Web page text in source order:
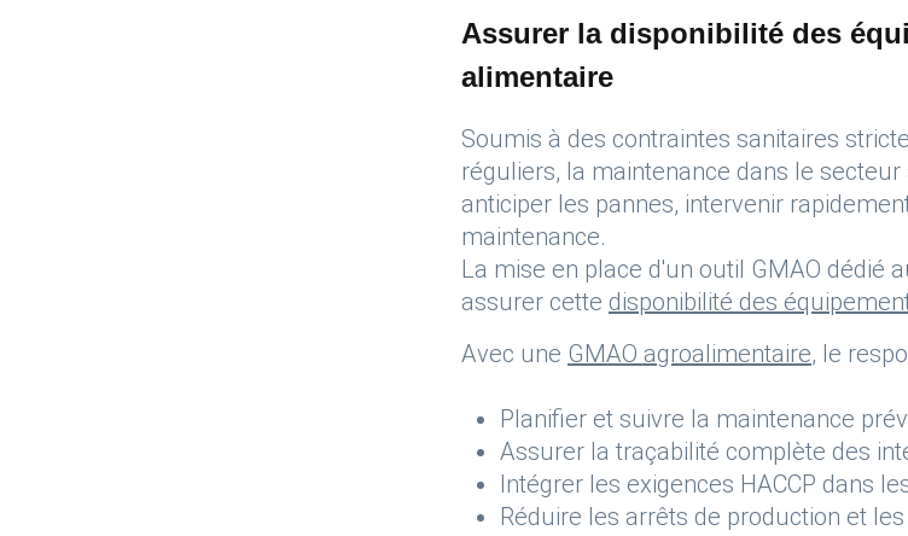
Assurer la disponibilité des
alimentaire
Soumis à des contraintes sanitaires
réguliers, la maintenance dans le
anticiper les pannes, intervenir
maintenance.
La mise en place d'un outil GMAO dédié
assurer cette disponibilité des
Avec une GMAO agroalimentaire, le
Planifier et suivre la maintenance
Assurer la traçabilité complète des
Intégrer les exigences HACCP dans
Réduire les arrêts de production et